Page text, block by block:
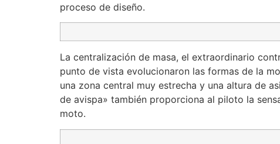
proceso de diseño.
La centralización de masa, el extraordinario
punto de vista evolucionaron las formas de la
una zona central muy estrecha y una altura de
de avispa» también proporciona al piloto la
moto.